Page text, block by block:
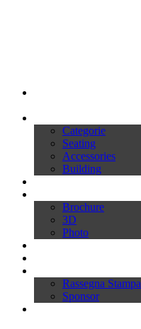
Categorie
Seating
Accessories
Building
Brochure
3D
Photo
Rassegna Stampa
Sponsor